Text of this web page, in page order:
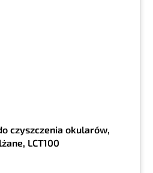
czyszczenia okularów,
LCT100